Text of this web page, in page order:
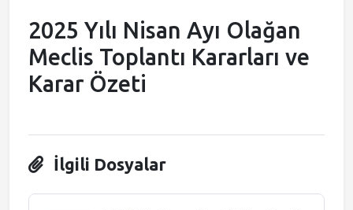
Misyon ve Vizyon
Meclis Kararları
Muhtarlıklar
Sosyal Tesisler
İhale İlanları
2025 Yılı Nisan Ayı Olağan
Meclis Toplantı Kararları ve
Karar Özeti
İlgili Dosyalar